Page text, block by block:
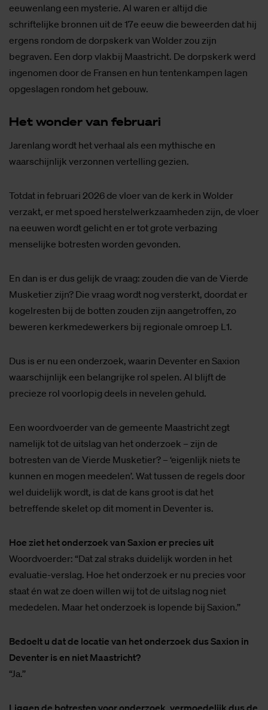
eeuwenlang een mysterie. Al waren er altijd die
schriftelijke bronnen uit de 17e eeuw die beweerden dat hij
ergens rondom de dorpskerk van Wolder zou zijn
begraven. Een dorp vlakbij Maastricht. De dorpskerk werd
ingenomen door de Fransen en hun tentenkampen lagen
opgeslagen rondom het gebouw.
Het won­der van fe­bru­a­ri
Jarenlang wordt het verhaal als een mythische en
waarschijnlijk verzonnen vertelling gezien.
Totdat in februari 2026 de vloer van de kerk in Wolder
verzakt, er met spoed herstelwerkzaamheden zijn, de vloer
na eeuwen wordt gelicht en er tot grote verbazing
menselijke botresten worden gevonden.
En dan is er dus gelijk de vraag: zouden die van de Vierde
Musketier zijn? Die vraag wordt nog versterkt, doordat er
kogelresten bij de botten zouden zijn aangetroffen, zo
beweren kerkmedewerkers bij regionale omroep L1.
Dus is er nu een onderzoek, waarin Deventer en Saxion
waarschijnlijk een belangrijke rol spelen. Al blijft de
precieze rol voorlopig deels in nevelen gehuld.
Een woordvoerder van de gemeente Maastricht zegt
namelijk tot de uitslag van het onderzoek – zijn de
botresten van de Vierde Musketier? – ‘eigenlijk niets te
kunnen en mogen meedelen’. Wat tussen de regels door
wel duidelijk wordt, is dat de kans groot is dat het
betreffende skelet op dit moment in Deventer is.
Hoe ziet het onderzoek van Saxion er precies uit
Woordvoerder: “Dat zal straks duidelijk worden in het
evaluatie-verslag. Hoe het onderzoek er nu precies voor
staat én wat ze doen willen wij tot de uitslag nog niet
mededelen. Maar het onderzoek is lopende bij Saxion.’’
Bedoelt u dat de locatie van het onderzoek dus Saxion in
Deventer is en niet Maastricht?
“Ja.’’
Liggen de botresten voor onderzoek, vermoedelijk dus de